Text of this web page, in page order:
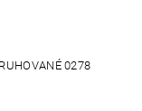
0278